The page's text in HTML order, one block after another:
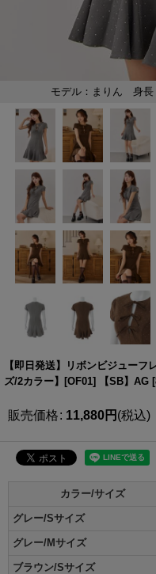
【即日発送】リボンビジュー
ズ/2カラー】[OF01] 【SB】AG [
販売価格: 11,880円 (税込)
カラー/サイズ
グレー/Sサイズ
グレー/Mサイズ
ブラウン/Sサイズ